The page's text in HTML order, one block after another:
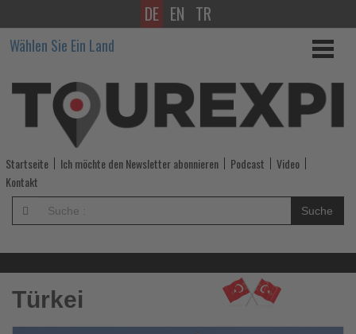
Wissen,
was
im
Tourismus
los
ist!
Wissen,
was
im
DE EN TR
Wählen Sie Ein Land
Startseite Ich möchte den Newsletter abonnieren Podcast
Video
Kontakt
Suche
Türkei